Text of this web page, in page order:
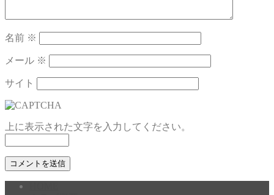
名前 ※
メール ※
サイト
上に表示された文字を入力してください。